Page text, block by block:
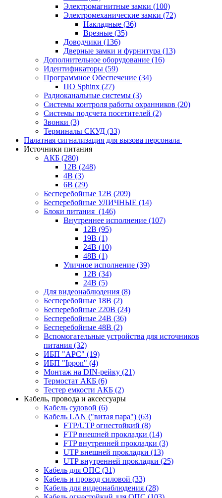
Электромагнитные замки (100)
Электромеханические замки (72)
Накладные (36)
Врезные (35)
Доводчики (136)
Дверные замки и фурнитура (13)
Дополнительное оборудование (16)
Идентификаторы (59)
Программное Обеспечение (34)
ПО Sphinx (27)
Радиоканальные системы (3)
Системы контроля работы охранников (20)
Системы подсчета посетителей (2)
Звонки (3)
Терминалы СКУД (33)
Палатная сигнализация для вызова персонала
Источники питания
АКБ (280)
12В (248)
4В (3)
6В (29)
Бесперебойные 12В (209)
Бесперебойные УЛИЧНЫЕ (14)
Блоки питания (146)
Внутреннее исполнение (107)
12В (95)
19В (1)
24В (10)
48В (1)
Уличное исполнение (39)
12В (34)
24В (5)
Для видеонаблюдения (8)
Бесперебойные 18В (2)
Бесперебойные 220В (24)
Бесперебойные 24В (36)
Бесперебойные 48В (2)
Вспомогательные устройства для источников
питания (32)
ИБП "APC" (19)
ИБП "Ippon" (4)
Монтаж на DIN-рейку (21)
Термостат АКБ (6)
Тестер емкости АКБ (2)
Кабель, провода и аксессуары
Кабель судовой (6)
Кабель LAN ("витая пара") (63)
FTP/UTP огнестойкий (8)
FTP внешней прокладки (14)
FTP внутренней прокладки (3)
UTP внешней прокладки (13)
UTP внутренней прокладки (25)
Кабель для ОПС (31)
Кабель и провод силовой (33)
Кабель для видеонаблюдения (28)